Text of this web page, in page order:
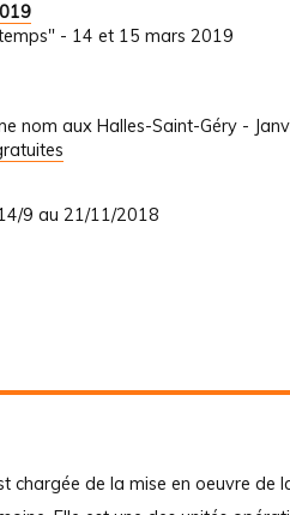
- 14 et 15 mars 2019
nom aux Halles-Saint-Géry -
9 au 21/11/2018
chargée de la mise en oeuvre de